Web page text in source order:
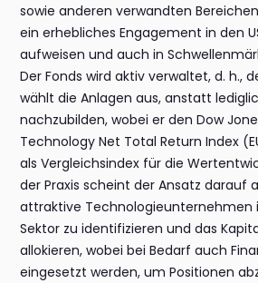
sowie anderen verwandten
ein erhebliches Engagement in den
aufweisen und auch in
Der Fonds wird aktiv verwaltet, d. h.,
wählt die Anlagen aus, anstatt
nachzubilden, wobei er den Dow
Technology Net Total Return Index
als Vergleichsindex für die
der Praxis scheint der Ansatz darauf
attraktive Technologieunternehmen
Sektor zu identifizieren und das
allokieren, wobei bei Bedarf auch
eingesetzt werden, um Positionen